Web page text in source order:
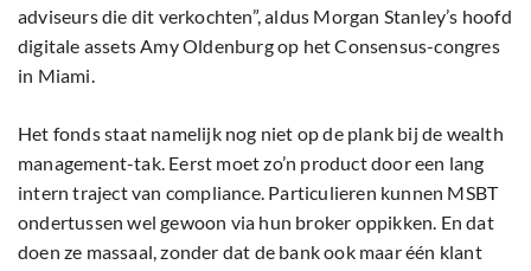
adviseurs die dit verkochten”, aldus Morgan Stanley’s hoofd
digitale assets Amy Oldenburg op het Consensus-congres
in Miami.
Het fonds staat namelijk nog niet op de plank bij de wealth
management-tak. Eerst moet zo’n product door een lang
intern traject van compliance. Particulieren kunnen MSBT
ondertussen wel gewoon via hun broker oppikken. En dat
doen ze massaal, zonder dat de bank ook maar één klant